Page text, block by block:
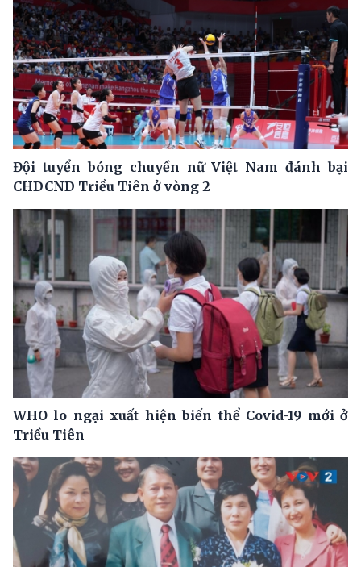
Đội tuyển bóng chuyền nữ Việt Nam đánh bại
CHDCND Triều Tiên ở vòng 2
WHO lo ngại xuất hiện biến thể Covid-19 mới ở
Triều Tiên